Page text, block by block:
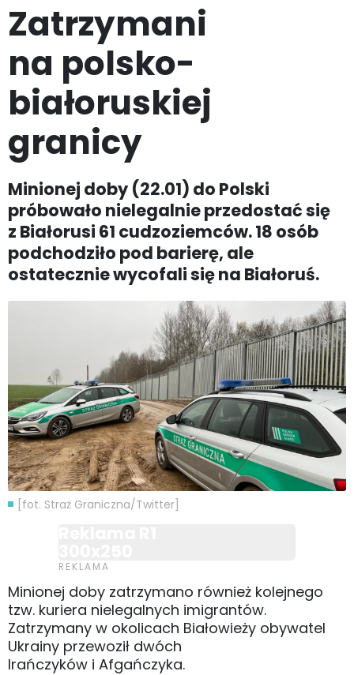
Zatrzymani
na polsko-
białoruskiej
granicy
Minionej doby (22.01) do Polski
próbowało nielegalnie przedostać się
z Białorusi 61 cudzoziemców. 18 osób
podchodziło pod barierę, ale
ostatecznie wycofali się na Białoruś.
[fot. Straż Graniczna/Twitter]
Minionej doby zatrzymano również kolejnego
tzw. kuriera nielegalnych imigrantów.
Zatrzymany w okolicach Białowieży obywatel
Ukrainy przewoził dwóch
Irańczyków i Afgańczyka.